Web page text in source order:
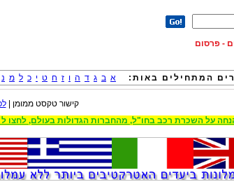
- פרסום
המתחילים באות: א ב ג ד ה ו ז ח ט י כ ל מ נ
קישור טקסט ממומן |